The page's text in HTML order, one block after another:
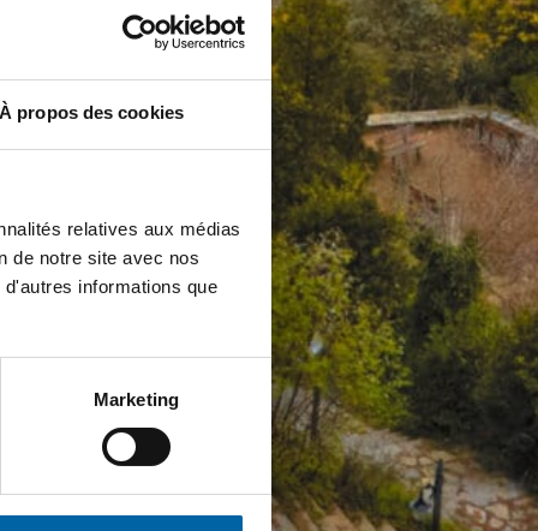
À propos des cookies
relatives aux médias
de notre site avec nos
informations que
Marketing